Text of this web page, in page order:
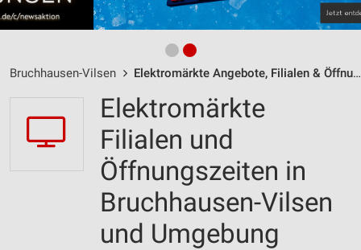
Bruchhausen-Vilsen Elektromärkte Angebote, Filialen & Öffnungszeiten
Elektromärkte
Filialen und
Öffnungszeiten in
Bruchhausen-Vilsen
und Umgebung